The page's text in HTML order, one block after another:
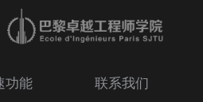
功能
联系我们